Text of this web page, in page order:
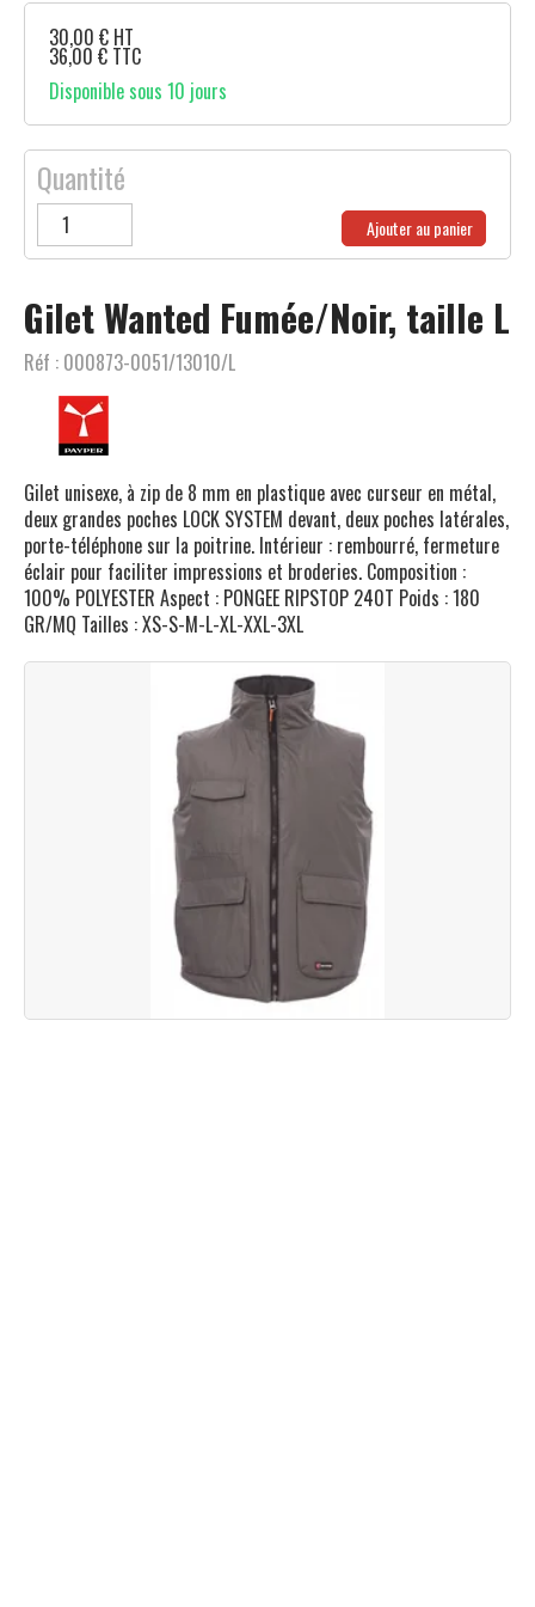
Gilet Wanted Fumée/Noir, taille L
Réf : 000873-0051/13010/L
Gilet unisexe, à zip de 8 mm en plastique avec curseur en métal,
deux grandes poches LOCK SYSTEM devant, deux poches latérales,
porte-téléphone sur la poitrine. Intérieur : rembourré, fermeture
éclair pour faciliter impressions et broderies. Composition :
100% POLYESTER Aspect : PONGEE RIPSTOP 240T Poids : 180
GR/MQ Tailles : XS-S-M-L-XL-XXL-3XL
30,00 € HT
36,00 € TTC
Disponible sous 10 jours
Quantité
Ajouter au panier